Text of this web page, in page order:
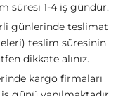
süresi 1-4 iş gündür.
günlerinde teslimat
teslim süresinin
dikkate alınız.
kargo firmaları